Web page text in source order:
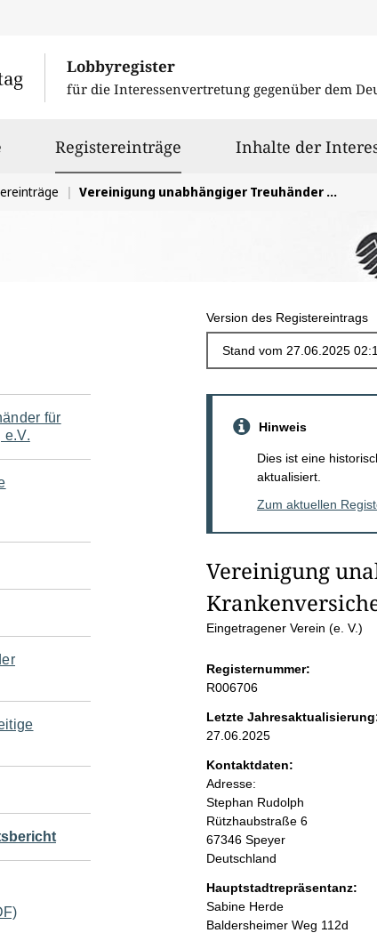
Lobbyregister
für die Interessenvertretung gegenüber dem
Registereinträge ausgewähltInhalte der
Vereinigung unabhängiger Treuhänder für die Private Krankenversicherung e.V.
Version des Registereintrags
für
e.V.
e
n
i
n
h
a
l
t
Hinweis
Dies ist eine
aktualisiert.
Zum aktuellen
Vereinigung
Eingetragener Verein (e. V.)
Registernummer:
R006706
Letzte
27.06.2025
Kontaktdaten:
Adresse:
Stephan Rudolph
Rützhaubstraße 6
67346 Speyer
Deutschland
Hauptstadtrepräsentanz:
A
d
Sabine Herde
Baldersheimer Weg 112d